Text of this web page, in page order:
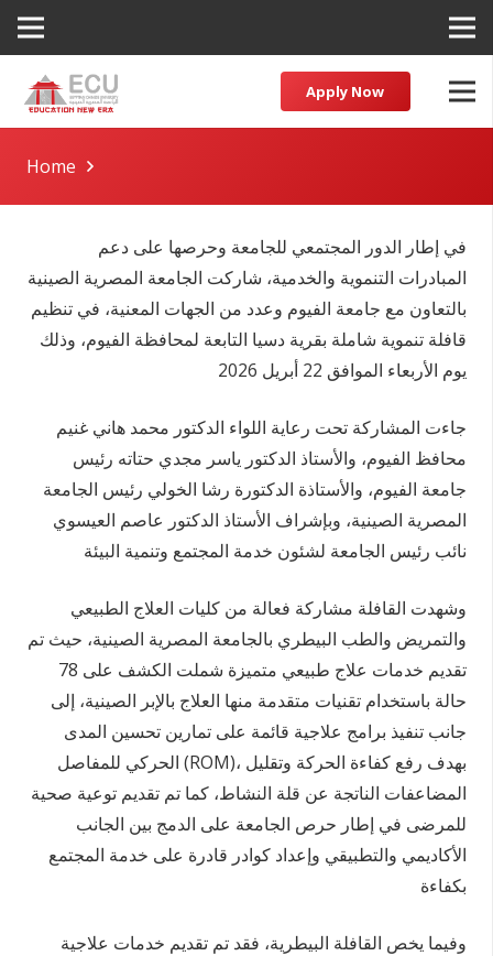
Apply Now
Home
في إطار الدور المجتمعي للجامعة وحرصها على دعم
المبادرات التنموية والخدمية، شاركت الجامعة المصرية الصينية
بالتعاون مع جامعة الفيوم وعدد من الجهات المعنية، في تنظيم
قافلة تنموية شاملة بقرية دسيا التابعة لمحافظة الفيوم، وذلك
يوم الأربعاء الموافق 22 أبريل 2026
جاءت المشاركة تحت رعاية اللواء الدكتور محمد هاني غنيم
محافظ الفيوم، والأستاذ الدكتور ياسر مجدي حتاته رئيس
جامعة الفيوم، والأستاذة الدكتورة رشا الخولي رئيس الجامعة
المصرية الصينية، وبإشراف الأستاذ الدكتور عاصم العيسوي
نائب رئيس الجامعة لشئون خدمة المجتمع وتنمية البيئة
وشهدت القافلة مشاركة فعالة من كليات العلاج الطبيعي
والتمريض والطب البيطري بالجامعة المصرية الصينية، حيث تم
تقديم خدمات علاج طبيعي متميزة شملت الكشف على 78
حالة باستخدام تقنيات متقدمة منها العلاج بالإبر الصينية، إلى
جانب تنفيذ برامج علاجية قائمة على تمارين تحسين المدى
الحركي للمفاصل (ROM)، بهدف رفع كفاءة الحركة وتقليل
المضاعفات الناتجة عن قلة النشاط، كما تم تقديم توعية صحية
للمرضى في إطار حرص الجامعة على الدمج بين الجانب
الأكاديمي والتطبيقي وإعداد كوادر قادرة على خدمة المجتمع
بكفاءة
وفيما يخص القافلة البيطرية، فقد تم تقديم خدمات علاجية